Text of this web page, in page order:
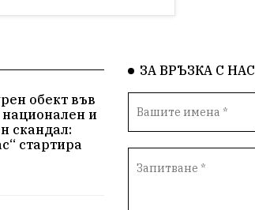
обект във
и
скандал:
стартира
ЗА ВРЪЗКА С НАС